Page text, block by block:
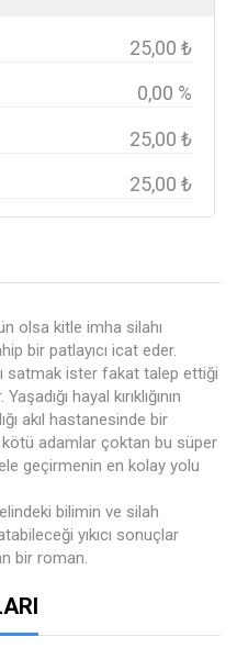
25,00 ₺
0,00 %
25,00 ₺
25,00 ₺
olsa kitle imha silahı
bir patlayıcı icat eder.
satmak ister fakat talep ettiği
hayal kırıklığının
akıl hastanesinde bir
adamlar çoktan bu süper
geçirmenin en kolay yolu
bilimin ve silah
yıkıcı sonuçlar
bir roman.